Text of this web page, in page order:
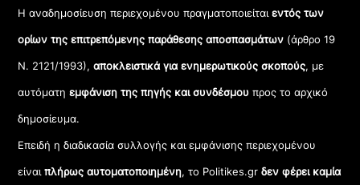
Η αναδημοσίευση περιεχομένου πραγματοποιείταιεντός των
ορίων της επιτρεπόμενης παράθεσης αποσπασμάτων (άρθρο 19
Ν. 2121/1993), αποκλειστικά για ενημερωτικούς σκοπούς, με
αυτόματηεμφάνιση της πηγής και συνδέσμου προς το αρχικό
δημοσίευμα.
Επειδή η διαδικασία συλλογής και εμφάνισης περιεχομένου
είναιπλήρως αυτοματοποιημένη, το Politikes.grδεν φέρει καμία